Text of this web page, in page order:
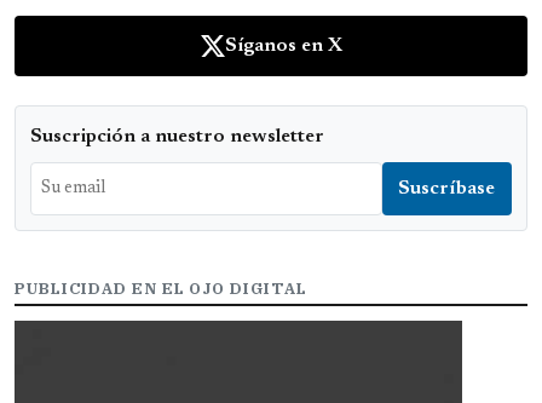
Síganos en X
Suscripción a nuestro newsletter
PUBLICIDAD EN EL OJO DIGITAL